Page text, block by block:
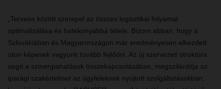
„Terveim között szerepel az összes logisztikai folyamat
optimalizálása és hatékonyabbá tétele. Bízom abban, hogy a
Szlovákiában és Magyarországon már eredményesen elkezdett
úton képesek vagyunk tovább fejlődni. Az új szervezeti struktúra
segít a szinergiahatások összekapcsolásában, megszilárdítja az
iparági szakértelmet az ügyfeleknek nyújtott szolgáltatásokban,